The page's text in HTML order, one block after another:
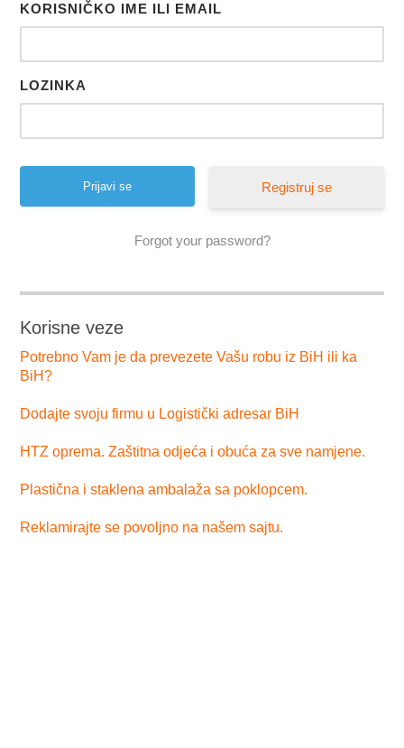
KORISNIČKO IME ILI EMAIL
LOZINKA
Registruj se
Forgot your password?
Korisne veze
Potrebno Vam je da prevezete Vašu robu iz BiH ili ka
BiH?
Dodajte svoju firmu u Logistički adresar BiH
HTZ oprema. Zaštitna odjeća i obuća za sve namjene.
Plastična i staklena ambalaža sa poklopcem.
Reklamirajte se povoljno na našem sajtu.